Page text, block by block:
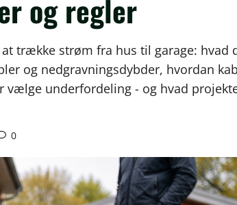
og regler
trække strøm fra hus til garage: hvad
og nedgravningsdybder, hvordan
vælge underfordeling - og hvad
0